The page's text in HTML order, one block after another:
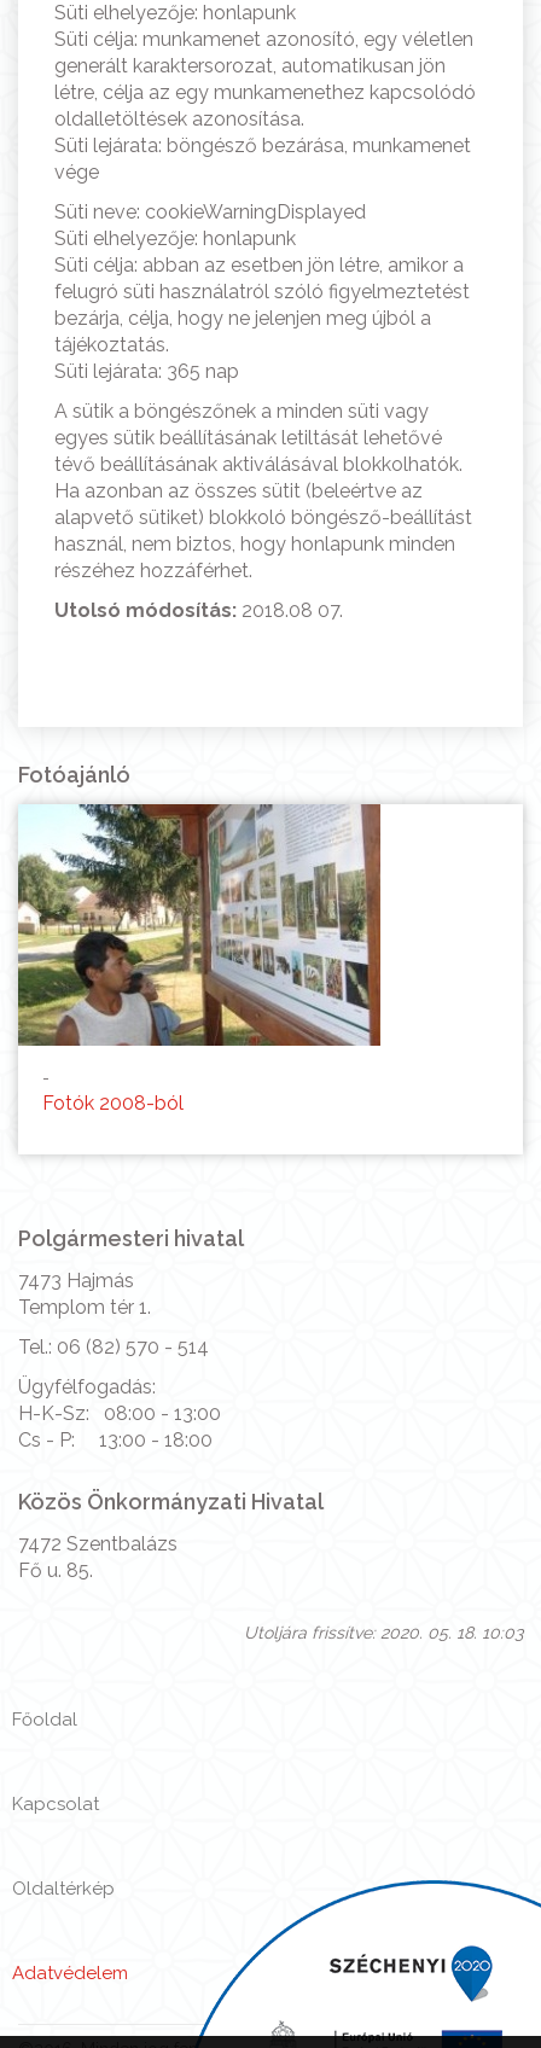
Süti elhelyezője: honlapunk
Süti célja: munkamenet azonosító, egy véletlen
generált karaktersorozat, automatikusan jön
létre, célja az egy munkamenethez kapcsolódó
oldalletöltések azonosítása.
Süti lejárata: böngésző bezárása, munkamenet
vége
Süti neve: cookieWarningDisplayed
Süti elhelyezője: honlapunk
Süti célja: abban az esetben jön létre, amikor a
felugró süti használatról szóló figyelmeztetést
bezárja, célja, hogy ne jelenjen meg újból a
tájékoztatás.
Süti lejárata: 365 nap
A sütik a böngészőnek a minden süti vagy
egyes sütik beállításának letiltását lehetővé
tévő beállításának aktiválásával blokkolhatók.
Ha azonban az összes sütit (beleértve az
alapvető sütiket) blokkoló böngésző-beállítást
használ, nem biztos, hogy honlapunk minden
részéhez hozzáférhet.
Utolsó módosítás: 2018.08 07.
Fotóajánló
-
Fotók 2008-ból
Polgármesteri hivatal
7473 Hajmás
Templom tér 1.
Tel.: 06 (82) 570 - 514
Ügyfélfogadás:
H-K-Sz: 08:00 - 13:00
Cs - P: 13:00 - 18:00
Közös Önkormányzati Hivatal
7472 Szentbalázs
Fő u. 85.
Utoljára frissítve: 2020. 05. 18. 10:03
Főoldal
Kapcsolat
Oldaltérkép
Adatvédelem